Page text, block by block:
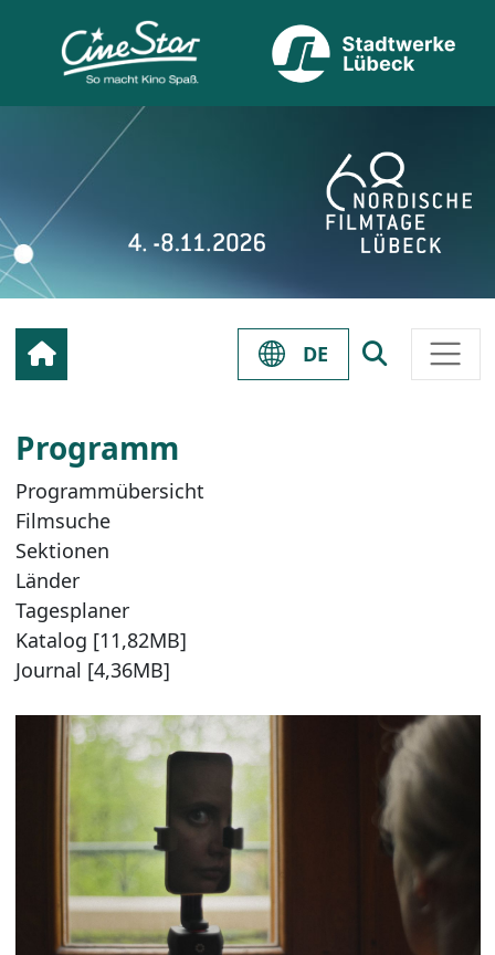
DE
Programm
Programmübersicht
Filmsuche
Sektionen
Länder
Tagesplaner
Katalog [11,82MB]
Journal [4,36MB]